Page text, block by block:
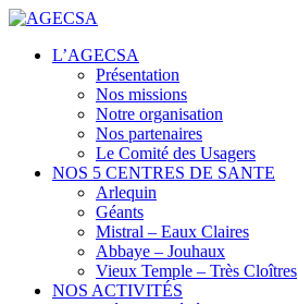
AGECSA
Centres de santé
L’AGECSA
Présentation
Nos missions
Notre organisation
Nos partenaires
Le Comité des Usagers
NOS 5 CENTRES DE SANTE
Arlequin
Géants
Mistral – Eaux Claires
Abbaye – Jouhaux
Vieux Temple – Très Cloîtres
NOS ACTIVITÉS